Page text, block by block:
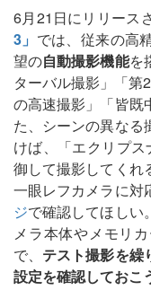
6月21日にリリース
3」 では、従来の高
望の自動撮影機能を
ターバル撮影」「第
の高速撮影」「皆既
た、シーンの異なる
けば、「エクリプ
御して撮影してくれ
一眼レフカメラに対
ジで確認してほしい
メラ本体やメモリ
で、 テスト撮影を繰
設定を確認しておこ